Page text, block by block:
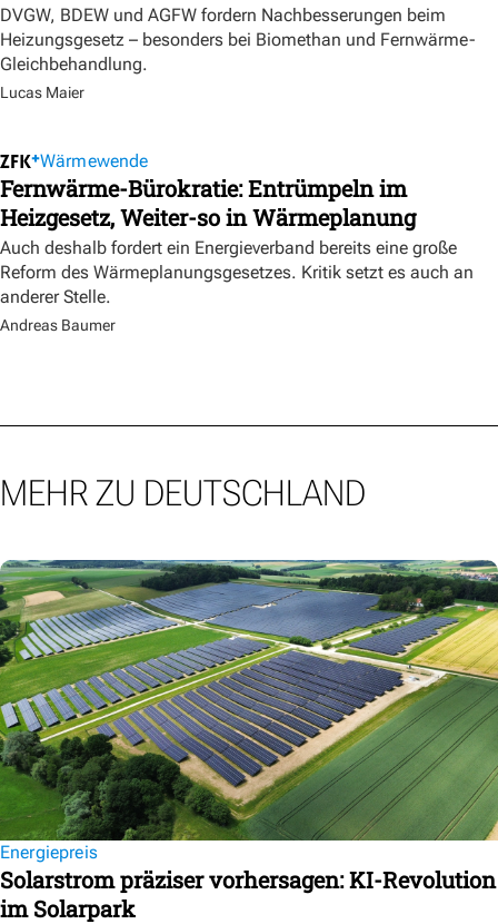
DVGW, BDEW und AGFW fordern Nachbesserungen beim
Heizungsgesetz – besonders bei Biomethan und Fernwärme-
Gleichbehandlung.
Lucas Maier
Wärmewende
Fernwärme-Bürokratie: Entrümpeln im
Heizgesetz, Weiter-so in Wärmeplanung
Auch deshalb fordert ein Energieverband bereits eine große
Reform des Wärmeplanungsgesetzes. Kritik setzt es auch an
anderer Stelle.
Andreas Baumer
MEHR ZU DEUTSCHLAND
Energiepreis
Solarstrom präziser vorhersagen: KI-Revolution
im Solarpark